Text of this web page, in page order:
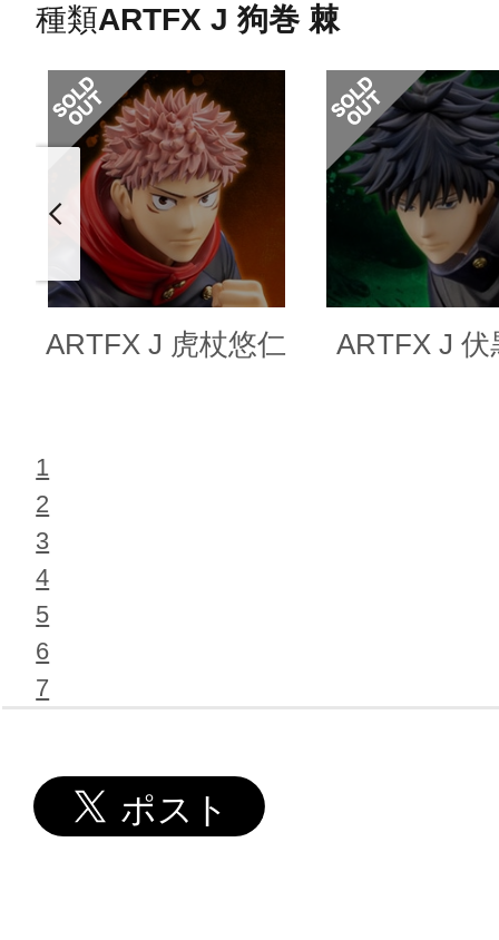
種類ARTFX J 狗巻 棘
ARTFX J 虎杖悠仁 ARTFX J 伏
1
2
3
4
5
6
7